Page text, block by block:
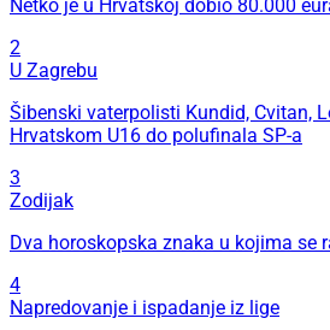
Netko je u Hrvatskoj dobio 80.000
2
U Zagrebu
Šibenski vaterpolisti Kundid, Cvitan,
Hrvatskom U16 do polufinala SP-a
3
Zodijak
Dva horoskopska znaka u kojima se
4
Napredovanje i ispadanje iz lige